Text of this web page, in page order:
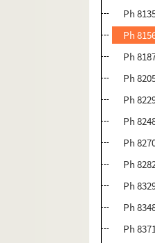
Ph
Ph
Ph
Ph
Ph
Ph
Ph
Ph
Ph
Ph
Ph